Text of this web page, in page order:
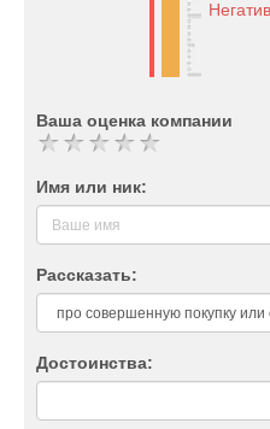
Ваша оценка компании
Имя или ник:
Рассказать:
Достоинства: